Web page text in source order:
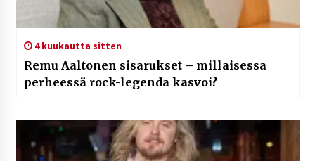
4 kuukautta sitten
Remu Aaltonen sisarukset – millaisessa
perheessä rock-legenda kasvoi?